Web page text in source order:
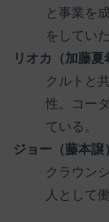
と事業を
をしていた
リオカ（加藤夏
クルトと
性。コー
ている。
ジョー（藤本譲
クラウン
人として